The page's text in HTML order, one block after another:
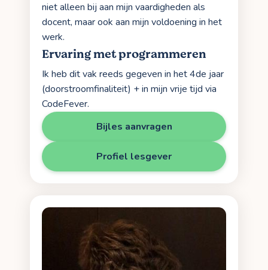
niet alleen bij aan mijn vaardigheden als
docent, maar ook aan mijn voldoening in het
werk.
Ervaring met programmeren
Ik heb dit vak reeds gegeven in het 4de jaar
(doorstroomfinaliteit) + in mijn vrije tijd via
CodeFever.
Bijles aanvragen
Profiel lesgever